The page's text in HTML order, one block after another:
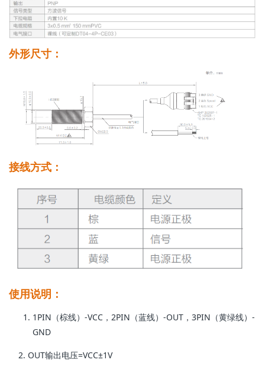
外形尺寸：
接线方式：
使用说明：
1PIN（棕线）-VCC，2PIN（蓝线）-OUT，3PIN（黄绿线）-
GND
2. OUT输出电压=VCC±1V